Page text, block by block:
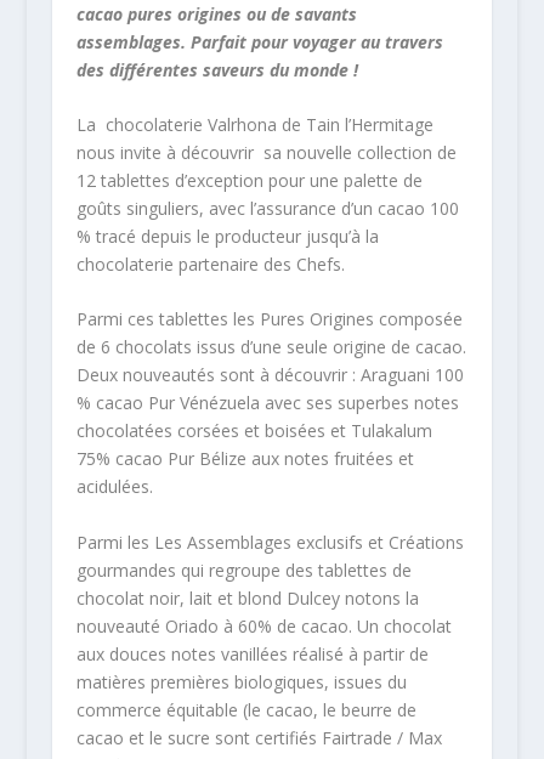
cacao pures origines ou de savants
assemblages. Parfait pour voyager au travers
des différentes saveurs du monde !
La chocolaterie Valrhona de Tain l’Hermitage
nous invite à découvrir sa nouvelle collection de
12 tablettes d’exception pour une palette de
goûts singuliers, avec l’assurance d’un cacao 100
% tracé depuis le producteur jusqu’à la
chocolaterie partenaire des Chefs.
Parmi ces tablettes les Pures Origines composée
de 6 chocolats issus d’une seule origine de cacao.
Deux nouveautés sont à découvrir : Araguani 100
% cacao Pur Vénézuela avec ses superbes notes
chocolatées corsées et boisées et Tulakalum
75% cacao Pur Bélize aux notes fruitées et
acidulées.
Parmi les Les Assemblages exclusifs et Créations
gourmandes qui regroupe des tablettes de
chocolat noir, lait et blond Dulcey notons la
nouveauté Oriado à 60% de cacao. Un chocolat
aux douces notes vanillées réalisé à partir de
matières premières biologiques, issues du
commerce équitable (le cacao, le beurre de
cacao et le sucre sont certifiés Fairtrade / Max